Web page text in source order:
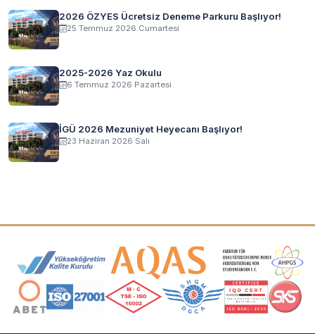
2026 ÖZYES Ücretsiz Deneme Parkuru Başlıyor!
25 Temmuz 2026 Cumartesi
2025-2026 Yaz Okulu
6 Temmuz 2026 Pazartesi
İGÜ 2026 Mezuniyet Heyecanı Başlıyor!
23 Haziran 2026 Salı
Akreditasyon ve Üyelik Logoları